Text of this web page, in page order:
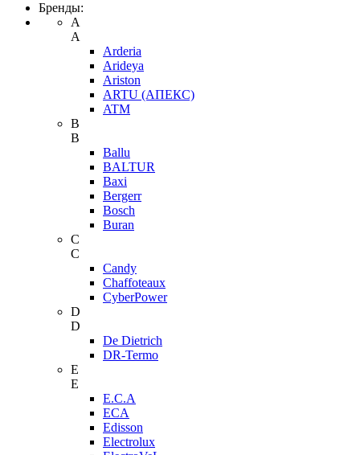
Бренды:
A
A
Arderia
Arideya
Ariston
ARTU (АПЕКС)
ATM
B
B
Ballu
BALTUR
Baxi
Bergerr
Bosch
Buran
C
C
Candy
Chaffoteaux
CyberPower
D
D
De Dietrich
DR-Termo
E
E
E.C.A
ECA
Edisson
Electrolux